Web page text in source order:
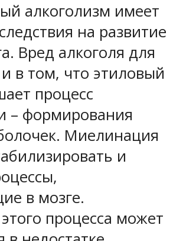
алкоголизм имеет
на развитие
Вред алкоголя для
в том, что этиловый
процесс
– формирования
Миелинация
и
в мозге.
процесса может